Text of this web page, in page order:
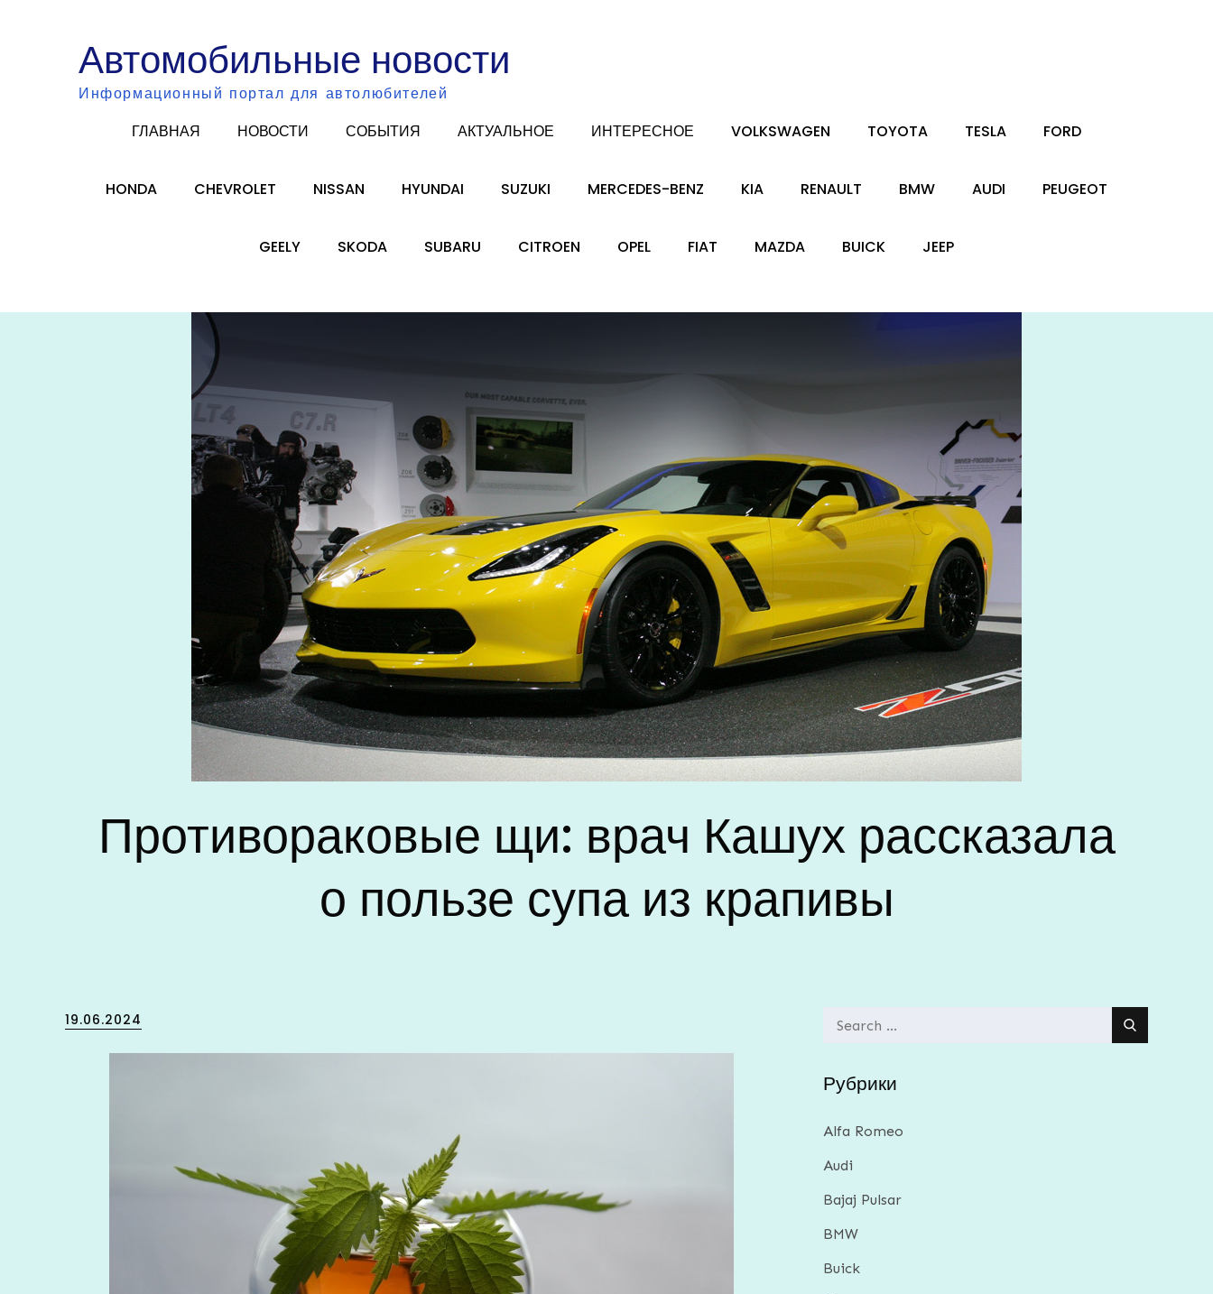
Автомобильные новости
Информационный портал для автолюбителей
ГЛАВНАЯ НОВОСТИ СОБЫТИЯ АКТУАЛЬНОЕ ИНТЕРЕСНОЕ VOLKSWAGEN TOYOTA TESLA FORD
HONDA CHEVROLET NISSAN HYUNDAI SUZUKI MERCEDES-BENZ KIA RENAULT BMW AUDI PEUGEOT
GEELY SKODA SUBARU CITROEN OPEL FIAT MAZDA BUICK JEEP
Противораковые щи: врач Кашух рассказала
о пользе супа из крапивы
Posted
19.06.2024
Search
Рубрики
Alfa Romeo
Audi
Bajaj Pulsar
BMW
Buick